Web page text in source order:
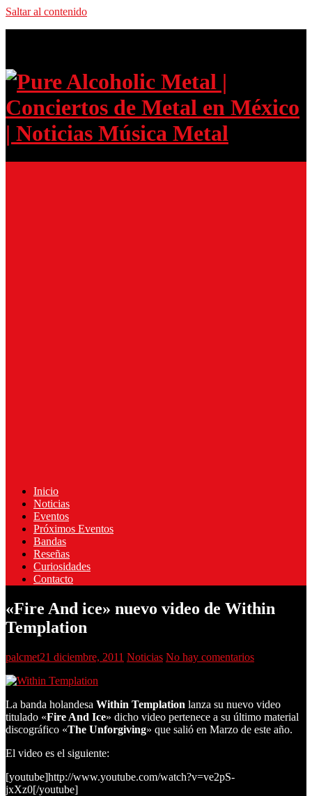
Saltar al contenido
Inicio
Noticias
Eventos
Próximos Eventos
Bandas
Reseñas
Curiosidades
Contacto
«Fire And ice» nuevo video de Within
Templation
palcmet21 diciembre, 2011 Noticias No hay comentarios
La banda holandesa Within Templation lanza su nuevo video
titulado «Fire And Ice» dicho video pertenece a su último material
discográfico «The Unforgiving» que salió en Marzo de este año.
El video es el siguiente:
[youtube]http://www.youtube.com/watch?v=ve2pS-
jxXz0[/youtube]